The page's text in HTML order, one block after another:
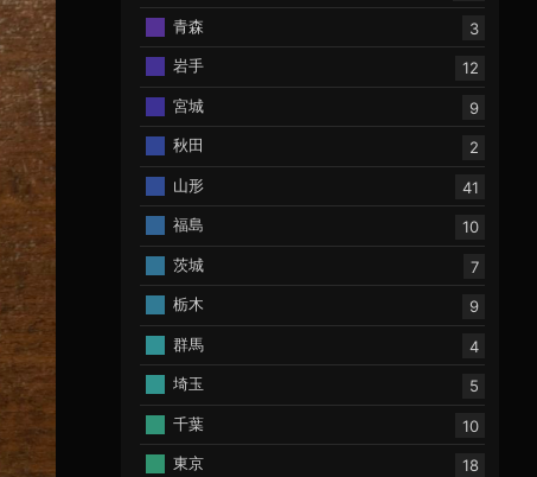
青森
3
岩手
12
宮城
9
秋田
2
山形
41
福島
10
茨城
7
栃木
9
群馬
4
埼玉
5
千葉
10
東京
18